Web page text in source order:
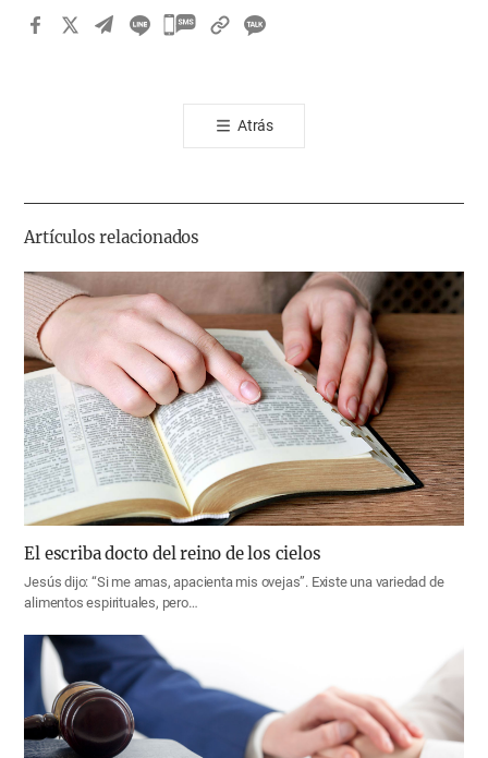
카
톡
공
기
Atrás
Artículos relacionados
El escriba docto del reino de los cielos
Jesús dijo: “Si me amas, apacienta mis ovejas”. Existe una variedad de
alimentos espirituales, pero…